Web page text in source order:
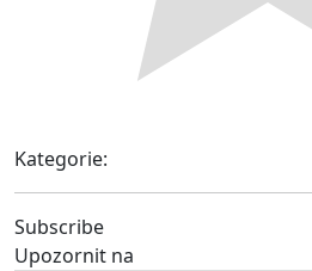
Kategorie:
Subscribe
Upozornit na